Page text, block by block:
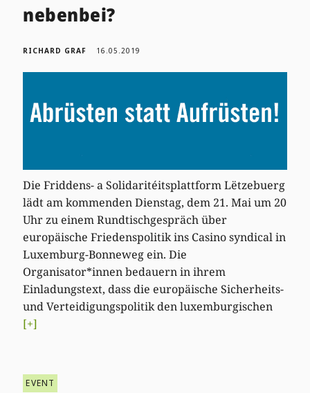
nebenbei?
RICHARD GRAF 16.05.2019
Die Friddens- a Solidaritéitsplattform Lëtzebuerg
lädt am kommenden Dienstag, dem 21. Mai um 20
Uhr zu einem Rundtischgespräch über
europäische Friedenspolitik ins Casino syndical in
Luxemburg-Bonneweg ein. Die
Organisator*innen bedauern in ihrem
Einladungstext, dass die europäische Sicherheits-
und Verteidigungspolitik den luxemburgischen
[+]
EVENT